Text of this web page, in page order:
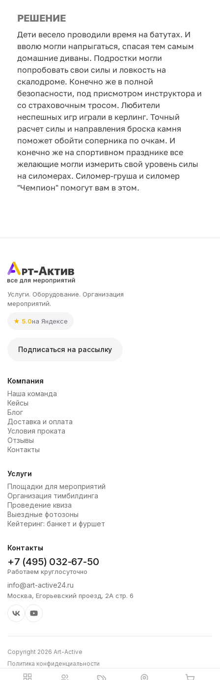
РЕШЕНИЕ
Дети весело проводили время на батутах. И
вволю могли напрыгаться, спасая тем самым
домашние диваны. Подростки могли
попробовать свои силы и ловкость на
скалодроме. Конечно же в полной
безопасности, под присмотром инструктора и
со страховочным тросом. Любители
неспешных игр играли в керлинг. Точный
расчет силы и направления броска камня
поможет обойти соперника по очкам. И
конечно же на спортивном празднике все
желающие могли измерить свой уровень силы
на силомерах. Силомер-груша и силомер
"Чемпион" помогут вам в этом.
Услуги. Оборудование. Организация
мероприятий.
★ 5.0на Яндексе
Подписаться на рассылку
Компания
Наша команда
Кейсы
Блог
Доставка и оплата
Условия проката
Отзывы
Контакты
Услуги
Площадки для мероприятий
Организация тимбилдинга
Проведение квиза
Выездные фотозоны
Кейтеринг: банкет и фуршет
Контакты
+7 (495) 032-67-50
Работаем круглосуточно
info@art-active24.ru
Москва, Егорьевский проезд, 2А стр. 6
Copyright 2026 Art-Active
Политика конфиденциальности